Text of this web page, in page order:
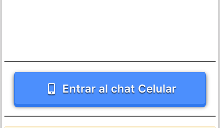
Entrar al chat Celular